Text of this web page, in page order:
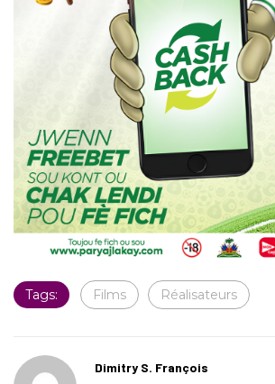
Tags: Films Réalisateurs
Dimitry S. François